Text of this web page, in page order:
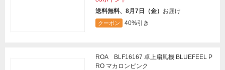
送料無料、8月7日（金） お届け
クーポン 40%引き
ROA BLF16167 卓上扇風機 BLUEFEEL P
RO マカロンピンク